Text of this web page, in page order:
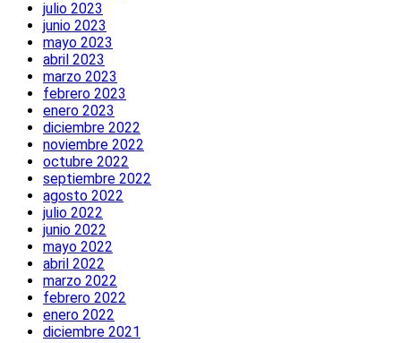
julio 2023
junio 2023
mayo 2023
abril 2023
marzo 2023
febrero 2023
enero 2023
diciembre 2022
noviembre 2022
octubre 2022
septiembre 2022
agosto 2022
julio 2022
junio 2022
mayo 2022
abril 2022
marzo 2022
febrero 2022
enero 2022
diciembre 2021